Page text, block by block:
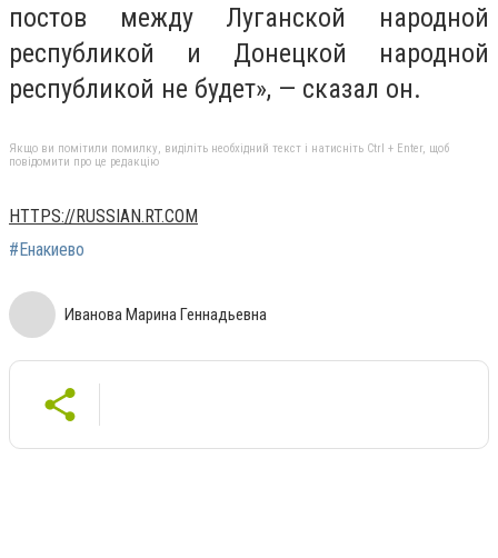
постов между Луганской народной
республикой и Донецкой народной
республикой не будет», — сказал он.
Якщо ви помітили помилку, виділіть необхідний текст і натисніть Ctrl + Enter, щоб
повідомити про це редакцію
HTTPS://RUSSIAN.RT.COM
#Енакиево
Иванова Марина Геннадьевна